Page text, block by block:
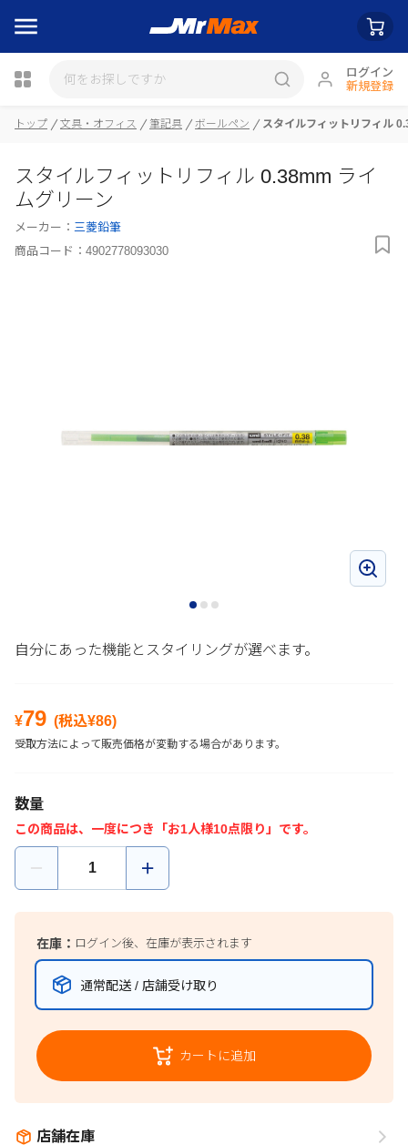
ログイン
新規登録
瓶詰
トップ 文具・オフィス 筆記具 ボールペン スタイルフィットリフィル
スタイルフィットリフィル 0.38mm ライ
ムグリーン
メーカー： 三菱鉛筆
商品コード： 4902778093030
自分にあった機能とスタイリングが選べます。
¥79 (税込¥86)
受取方法によって販売価格が変動する場合があります。
数量
この商品は、一度につき「お1人様10点限り」です。
在庫： ログイン後、在庫が表示されます
通常配送 / 店舗受け取り
カートに追加
店舗在庫